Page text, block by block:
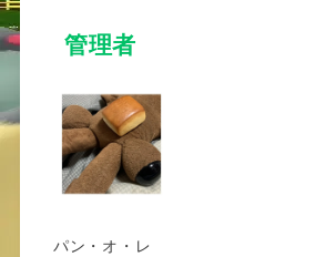
管理者
パン・オ・レ